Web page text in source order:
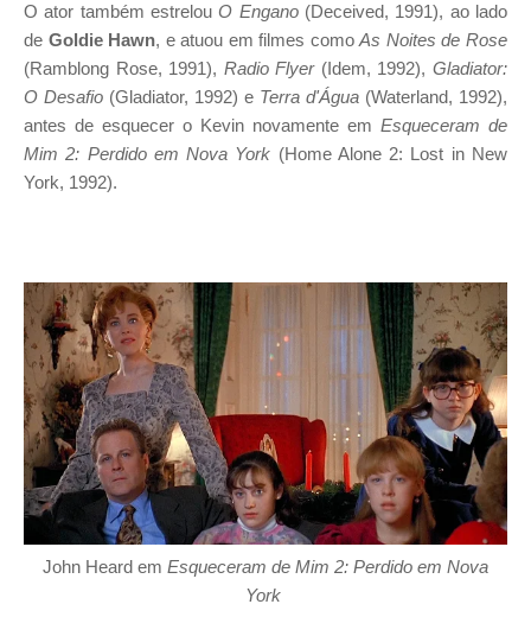
O ator também estrelouO Engano(Deceived, 1991), ao lado
de Goldie Hawn, e atuou em filmes comoAs Noites de Rose
(Ramblong Rose, 1991), Radio Flyer(Idem, 1992),Gladiator:
O Desafio (Gladiator, 1992) e Terra d'Água (Waterland, 1992),
antes de esquecer o Kevin novamente em Esqueceram de
Mim 2: Perdido em Nova York (Home Alone 2: Lost in New
York, 1992).
John Heard em Esqueceram de Mim 2: Perdido em Nova
York